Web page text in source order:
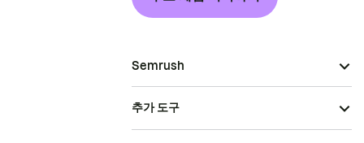
Semrush
추가 도구